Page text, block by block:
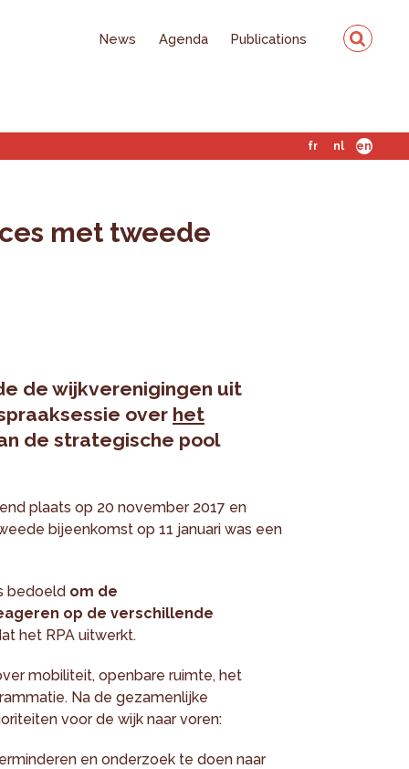
News Agenda Publications
fr nl en
met tweede
de wijkverenigingen uit
over het
de strategische pool
plaats op 20 november 2017 en
bijeenkomst op 11 januari was een
bedoeld om de
op de verschillende
het RPA uitwerkt.
mobiliteit, openbare ruimte, het
Na de gezamenlijke
voor de wijk naar voren:
en onderzoek te doen naar